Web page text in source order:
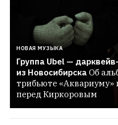
НОВАЯ МУЗЫКА
Группа Ubel —
из Новосибирска Об
трибьюте
перед Киркоровым